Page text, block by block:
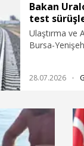
Bakan
test
Ulaştırma ve
Bursa-
28.07.2026